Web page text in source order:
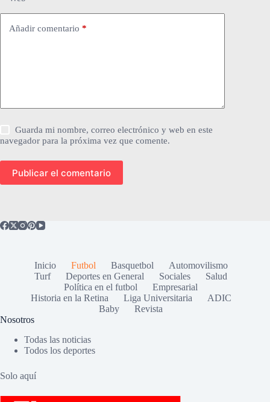
Añadir comentario *
Guarda mi nombre, correo electrónico y web en este
navegador para la próxima vez que comente.
Publicar el comentario
Inicio Futbol Basquetbol
Automovilismo
Turf
Deportes en General Sociales
Salud
Política en el futbol
Empresarial
Historia en la Retina
Liga Universitaria
ADIC
Baby
Revista
Nosotros
Todas las noticias
Todos los deportes
Solo aquí